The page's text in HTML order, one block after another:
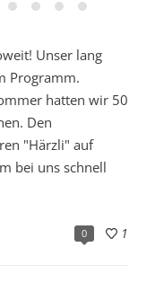
Unser lang
Programm.
hatten wir 50
Den
"Härzli" auf
bei uns schnell
0 1